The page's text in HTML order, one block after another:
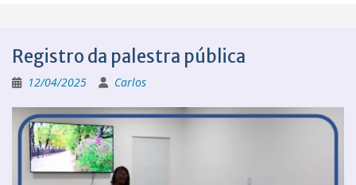
Registro da palestra pública
12/04/2025 Carlos